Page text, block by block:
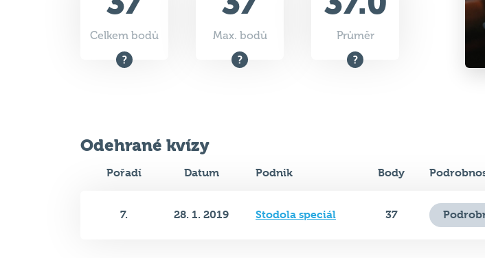
Celkem bodů Max. bodů Průměr
Odehrané kvízy
Pořadí Datum Podnik Body
7. 28. 1. 2019 Stodola speciál 37